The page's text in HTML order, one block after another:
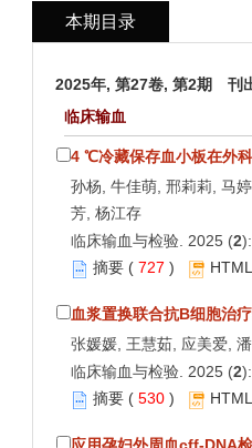
本期目录
2025年, 第27卷, 第2期 刊
临床输血
4 ℃冷藏保存血小板在外
孙杨, 牛佳萌, 邢莉莉, 马
芳, 杨江存
临床输血与检验. 2025 (2
摘要(727 ) HTML
血浆置换联合抗B细胞治
张媛媛, 王慧茹, 应美爱,
临床输血与检验. 2025 (2
摘要(530 ) HTML